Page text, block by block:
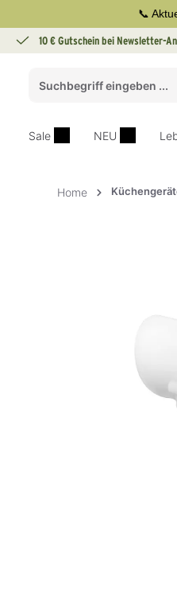
Zur Hauptnavigation
📞
10 € Gutschein bei Newsletter-
Sale NEU
Home